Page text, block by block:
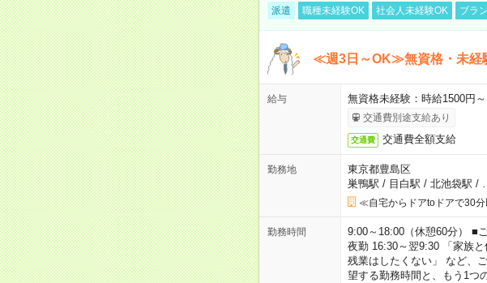
派遣 職種未経験OK 社会人未経験OK ブラ
≪週3日～OK≫無資格・未経
給与 無資格未経験：時給1500
交通費別途支給あり
交通費 交通費全額支給
勤務地
東京都豊島区
巣鴨駅 / 目白駅 / 北池袋駅 /
≪自宅からドアtoドアで30分
勤務時間
9:00～18:00（休憩60分） ■
夜勤 16:30～翌9:30 「家族
残業はしたくない」 など、
望する勤務時間と、もう1つ